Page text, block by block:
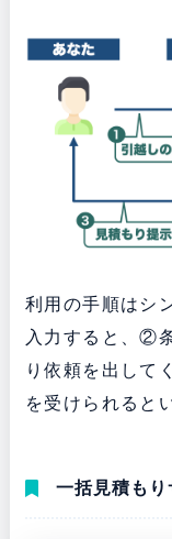
利用の手順はシ
入力すると、②
り依頼を出して
を受けられると
一括見積も